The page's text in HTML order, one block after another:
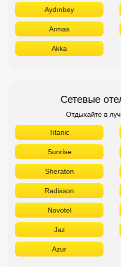
Aydınbey
Armas
Akka
Сетевые
Отдыхайте в
Titanic
Sunrise
Sheraton
Radisson
Novotel
Jaz
Azur